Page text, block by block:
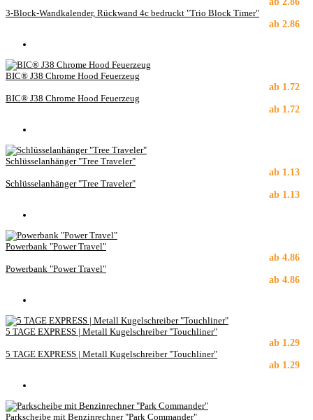
3-Block-Wandkalender, Rückwand 4c bedruckt "Trio Block Timer"
ab 2.86
BIC® J38 Chrome Hood Feuerzeug
ab 1.72
BIC® J38 Chrome Hood Feuerzeug
ab 1.72
Schlüsselanhänger "Tree Traveler"
ab 1.13
Schlüsselanhänger "Tree Traveler"
ab 1.13
Powerbank "Power Travel"
ab 4.86
Powerbank "Power Travel"
ab 4.86
5 TAGE EXPRESS | Metall Kugelschreiber "Touchliner"
ab 1.29
5 TAGE EXPRESS | Metall Kugelschreiber "Touchliner"
ab 1.29
Parkscheibe mit Benzinrechner "Park Commander"